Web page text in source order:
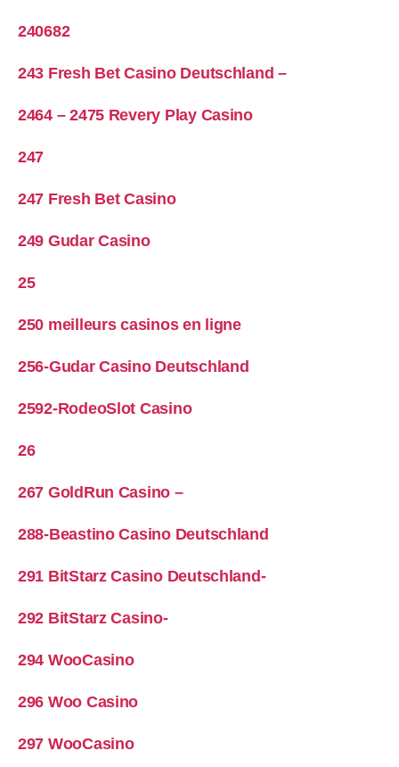
240682
243 Fresh Bet Casino Deutschland –
2464 – 2475 Revery Play Casino
247
247 Fresh Bet Casino
249 Gudar Casino
25
250 meilleurs casinos en ligne
256-Gudar Casino Deutschland
2592-RodeoSlot Casino
26
267 GoldRun Casino –
288-Beastino Casino Deutschland
291 BitStarz Casino Deutschland-
292 BitStarz Casino-
294 WooCasino
296 Woo Casino
297 WooCasino